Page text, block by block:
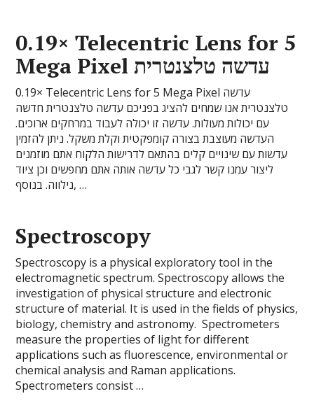
0.19× Telecentric Lens for 5
Mega Pixel עדשה טלצנטרית
0.19× Telecentric Lens for 5 Mega Pixel עדשה
טלצנטרית אנו שמחים להציג בפניכם עדשה טלצנטרית חדשה
עם יכולות מעולות. עדשה זו יכולה לעבוד במרחקים ארוכים.
העדשה מעוצבת בצורה קומפקטית וקלת משקל. ניתן להזמין
עדשות עם שינויים קלים בהתאם לדרישות הלקוח אתם מוזמנים
ליצור עמנו קשר לגבי כל עדשה אותה אתם מחפשים וכן ציוד
נילווה. בנוסף, …
Spectroscopy
Spectroscopy is a physical exploratory tool in the
electromagnetic spectrum. Spectroscopy allows the
investigation of physical structure and electronic
structure of material. It is used in the fields of physics,
biology, chemistry and astronomy. Spectrometers
measure the properties of light for different
applications such as fluorescence, environmental or
chemical analysis and Raman applications.
Spectrometers consist …